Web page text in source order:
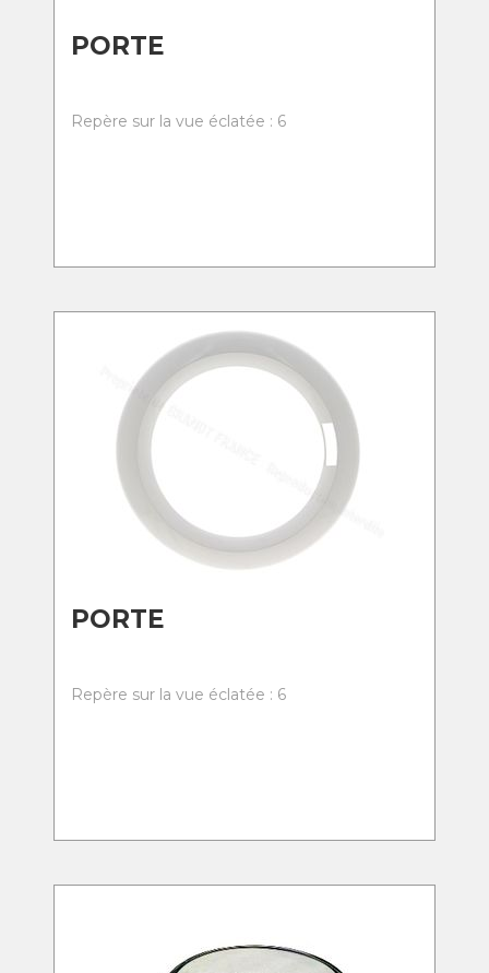
PORTE
Repère sur la vue éclatée : 6
PORTE
Repère sur la vue éclatée : 6